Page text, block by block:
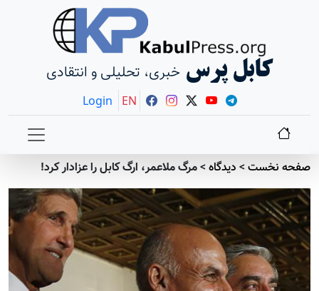
کابل پرس خبری، تحلیلی و انتقادی
Login EN
صفحه نخست> دیدگاه>مرگ ملاعمر، ارگ کابل را عزادار کرد!